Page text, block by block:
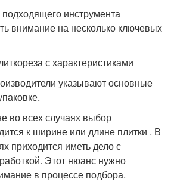
инструмента
внимание на несколько ключевых
с характеристиками
указывают основные
во всех случаях выбор
к ширине или длине плитки . В
приходится иметь дело с
Этот нюанс нужно
в процессе подбора.